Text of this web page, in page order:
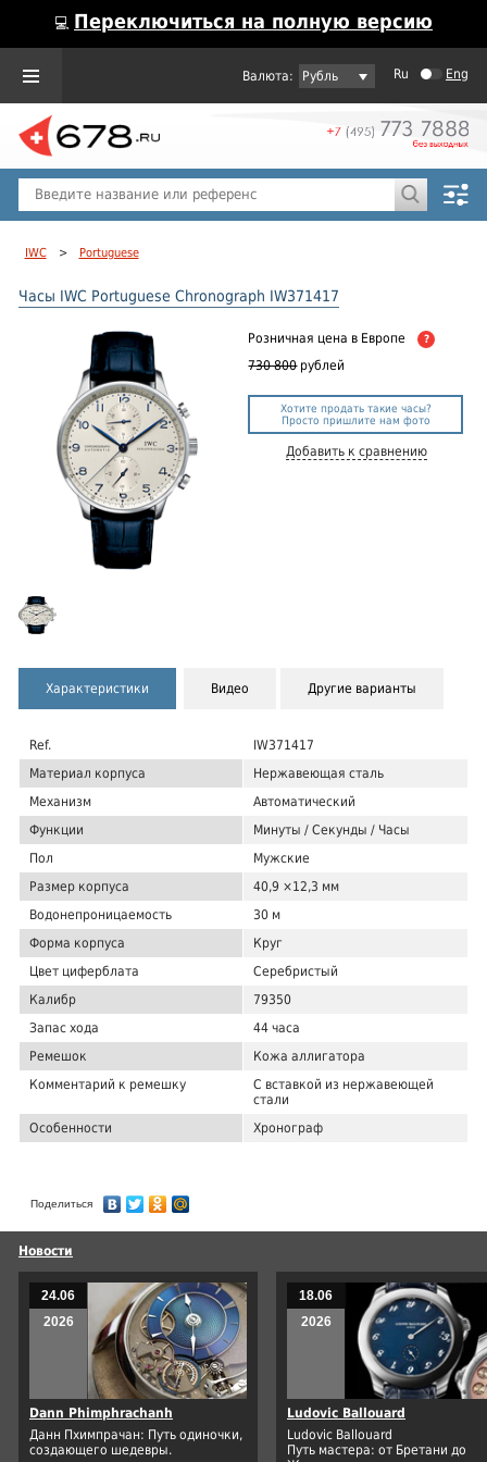
💻 Переключиться на полную версию
Рубль Ru Eng
IWC > Portuguese
Часы IWC Portuguese Chronograph IW371417
Розничная цена в Европе ?
730 800 рублей
Хотите продать такие часы?
Просто пришлите нам фото
Добавить к сравнению
Характеристики Видео Другие варианты
Ref.
IW371417
Материал корпуса
Нержавеющая сталь
Механизм
Автоматический
Функции
Минуты / Секунды / Часы
Пол
Мужские
Размер корпуса
40,9 ×12,3 мм
Водонепроницаемость
30 м
Форма корпуса
Круг
Цвет циферблата
Серебристый
Калибр
79350
Запас хода
44 часа
Ремешок
Кожа аллигатора
Комментарий к ремешку
С вставкой из нержавеющей
стали
Особенности
Хронограф
Поделиться
Новости
24.06
2026
Dann Phimphrachanh
Данн Пхимпрачан: Путь одиночки,
создающего шедевры.
18.06
2026
Ludovic Ballouard
Ludovic Ballouard
Путь мастера: от Бретани до